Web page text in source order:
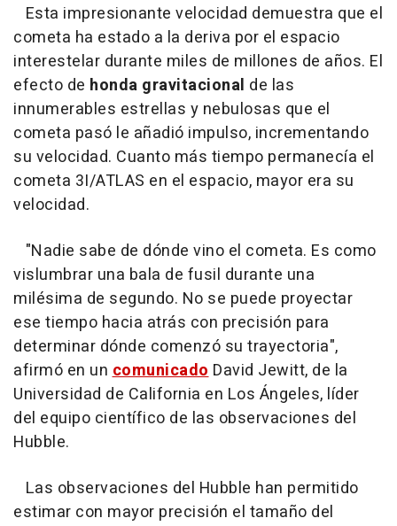
Esta impresionante velocidad demuestra que el
cometa ha estado a la deriva por el espacio
interestelar durante miles de millones de años. El
efecto de honda gravitacional de las
innumerables estrellas y nebulosas que el
cometa pasó le añadió impulso, incrementando
su velocidad. Cuanto más tiempo permanecía el
cometa 3I/ATLAS en el espacio, mayor era su
velocidad.
"Nadie sabe de dónde vino el cometa. Es como
vislumbrar una bala de fusil durante una
milésima de segundo. No se puede proyectar
ese tiempo hacia atrás con precisión para
determinar dónde comenzó su trayectoria",
afirmó en uncomunicadoDavid Jewitt, de la
Universidad de California en Los Ángeles, líder
del equipo científico de las observaciones del
Hubble.
Las observaciones del Hubble han permitido
estimar con mayor precisión el tamaño del